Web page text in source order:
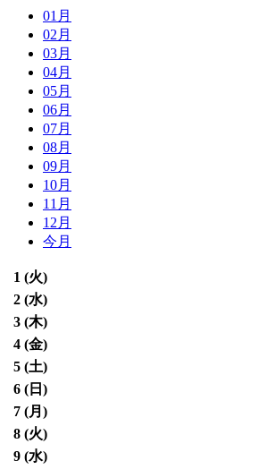
01月
02月
03月
04月
05月
06月
07月
08月
09月
10月
11月
12月
今月
1 (火)
2 (水)
3 (木)
4 (金)
5 (土)
6 ( 日 )
7 (月 )
8 (火)
9 (水)